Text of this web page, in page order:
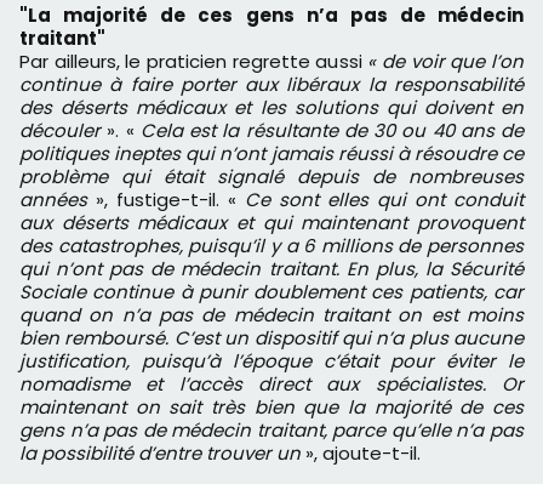
"La majorité de ces gens n’a pas de médecin
traitant"
Par ailleurs, le praticien regrette aussi « de voir que l’on
continue à faire porter aux libéraux la responsabilité
des déserts médicaux et les solutions qui doivent en
découler ». « Cela est la résultante de 30 ou 40 ans de
politiques ineptes qui n’ont jamais réussi à résoudre ce
problème qui était signalé depuis de nombreuses
années», fustige-t-il. « Ce sont elles qui ont conduit
aux déserts médicaux et qui maintenant provoquent
des catastrophes, puisqu’il y a 6 millions de personnes
qui n’ont pas de médecin traitant. En plus, la Sécurité
Sociale continue à punir doublement ces patients, car
quand on n’a pas de médecin traitant on est moins
bien remboursé. C’est un dispositif qui n’a plus aucune
justification, puisqu’à l’époque c’était pour éviter le
nomadisme et l’accès direct aux spécialistes. Or
maintenant on sait très bien que la majorité de ces
gens n’a pas de médecin traitant, parce qu’elle n’a pas
la possibilité d’entre trouver un », ajoute-t-il.